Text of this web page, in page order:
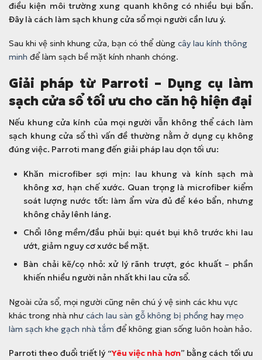
điều kiện môi trường xung quanh không có nhiều bụi bẩn.
Đây là cách làm sạch khung cửa sổ mọi người cần lưu ý.
Sau khi vệ sinh khung cửa, bạn có thể dùng cây lau kính thông
minh để làm sạch bề mặt kính nhanh chóng.
Giải pháp từ Parroti – Dụng cụ làm
sạch cửa sổ tối ưu cho căn hộ hiện đại
Nếu khung cửa kính của mọi người vẫn không thể cách làm
sạch khung cửa sổ thì vấn đề thường nằm ở dụng cụ không
đúng việc. Parroti mang đến giải pháp lau dọn tối ưu:
Khăn microfiber sợi mịn: lau khung và kính sạch mà
không xơ, hạn chế xước. Quan trọng là microfiber kiểm
soát lượng nước tốt: làm ẩm vừa đủ để kéo bẩn, nhưng
không chảy lênh láng.
Chổi lông mềm/đầu phủi bụi: quét bụi khô trước khi lau
ướt, giảm nguy cơ xước bề mặt.
Bàn chải kẽ/cọ nhỏ: xử lý rãnh trượt, góc khuất – phần
khiến nhiều người nản nhất khi lau cửa sổ.
Ngoài cửa sổ, mọi người cũng nên chú ý vệ sinh các khu vực
khác trong nhà như cách lau sàn gỗ không bị phồng hay mẹo
làm sạch khe gạch nhà tắm để không gian sống luôn hoàn hảo.
Parroti theo đuổi triết lý “Yêu việc nhà hơn” bằng cách tối ưu